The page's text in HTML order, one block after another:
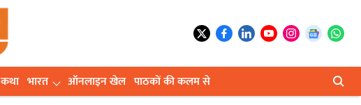
कथा भारत ऑनलाइन खेल पाठकों की कलम से